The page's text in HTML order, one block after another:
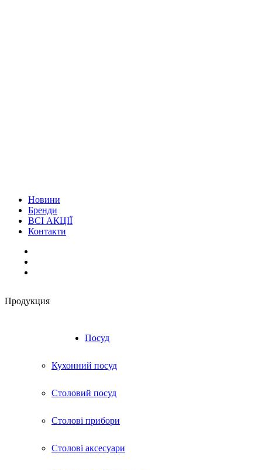
Новини
Бренди
ВСІ АКЦІЇ
Контакти
Продукция
Посуд
Кухонний посуд
Столовий посуд
Столові прибори
Столові аксесуари